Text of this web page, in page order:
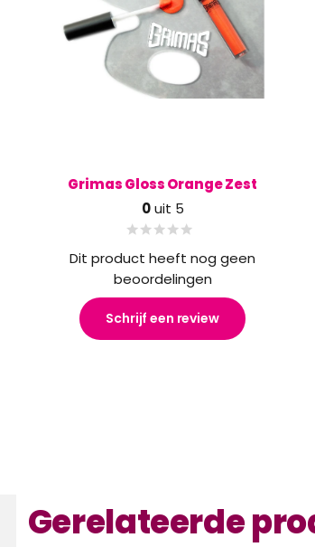
Grimas Gloss Orange Zest
0uit 5
Dit product heeft nog geen
beoordelingen
Schrijf een review
Gerelateerde